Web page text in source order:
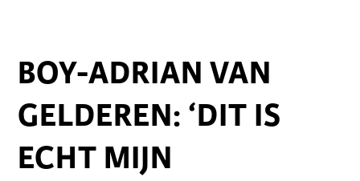
BOY-ADRIAN VAN
GELDEREN: ‘DIT IS
ECHT MIJN